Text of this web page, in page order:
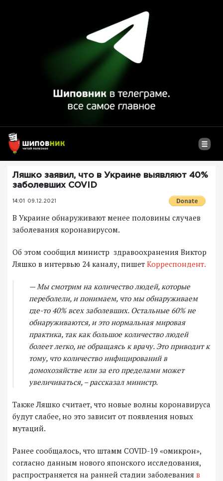
Ляшко заявил, что в Украине выявляют 40%
заболевших COVID
14:01 09.12.2021
В Украине обнаруживают менее половины случаев
заболевания коронавирусом.
Об этом сообщил министр здравоохранения Виктор
Ляшко в интервью 24 каналу, пишет Корреспондент.
— Мы смотрим на количество людей, которые
переболели, и понимаем, что мы обнаруживаем
где-то 40% всех заболевших. Остальные 60% не
обнаруживаются, и это нормальная мировая
практика, так как большое количество людей
болеет легко, не обращаясь к врачу. Это приводит к
тому, что количество инфицирований в
домохозяйстве или за его пределами может
увеличиваться, – рассказал министр.
Также Ляшко считает, что новые волны коронавируса
будут слабее, но это зависит от появления новых
мутаций.
Ранее сообщалось, что штамм COVID-19 «омикрон»,
согласно данным нового японского исследования,
распространяется на ранней стадии заболевания в